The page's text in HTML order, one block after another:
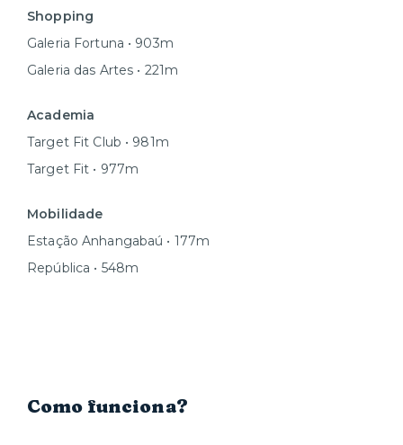
Shopping
Galeria Fortuna • 903m
Galeria das Artes • 221m
Academia
Target Fit Club • 981m
Target Fit • 977m
Mobilidade
Estação Anhangabaú • 177m
República • 548m
Como funciona?